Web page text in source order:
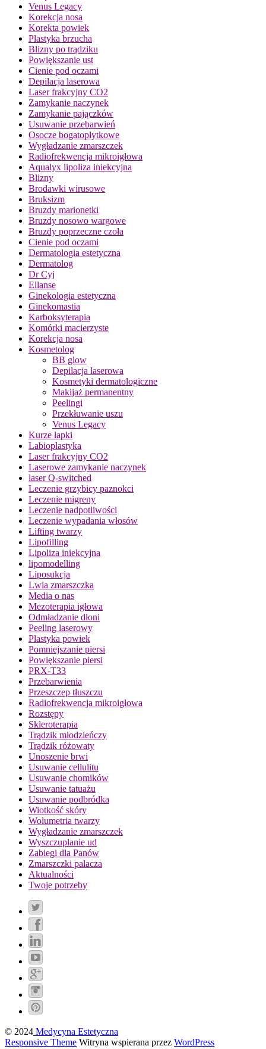
Venus Legacy
Korekcja nosa
Korekta powiek
Plastyka brzucha
Blizny po trądziku
Powiększanie ust
Cienie pod oczami
Depilacja laserowa
Laser frakcyjny CO2
Zamykanie naczynek
Zamykanie pajączków
Usuwanie przebarwień
Osocze bogatopłytkowe
Wygładzanie zmarszczek
Radiofrekwencja mikroigłowa
Aqualyx lipoliza iniekcyjna
Blizny
Brodawki wirusowe
Bruksizm
Bruzdy marionetki
Bruzdy nosowo wargowe
Bruzdy poprzeczne czoła
Cienie pod oczami
Dermatologia estetyczna
Dermatolog
Dr Cyj
Ellanse
Ginekologia estetyczna
Ginekomastia
Karboksyterapia
Komórki macierzyste
Korekcja nosa
Kosmetolog
BB glow
Depilacja laserowa
Kosmetyki dermatologiczne
Makijaż permanentny
Peelingi
Przekłuwanie uszu
Venus Legacy
Kurze łapki
Labioplastyka
Laser frakcyjny CO2
Laserowe zamykanie naczynek
laser Q-switched
Leczenie grzybicy paznokci
Leczenie migreny
Leczenie nadpotliwości
Leczenie wypadania włosów
Lifting twarzy
Lipofilling
Lipoliza iniekcyjna
lipomodelling
Liposukcja
Lwia zmarszczka
Media o nas
Mezoterapia igłowa
Odmładzanie dłoni
Peeling laserowy
Plastyka powiek
Pomniejszanie piersi
Powiększanie piersi
PRX-T33
Przebarwienia
Przeszczep tłuszczu
Radiofrekwencja mikroigłowa
Rozstępy
Skleroterapia
Trądzik młodzieńczy
Trądzik różowaty
Unoszenie brwi
Usuwanie cellulitu
Usuwanie chomików
Usuwanie tatuażu
Usuwanie podbródka
Wiotkość skóry
Wolumetria twarzy
Wygładzanie zmarszczek
Wyszczuplanie ud
Zabiegi dla Panów
Zmarszczki palacza
Aktualności
Twoje potrzeby
© 2024 Medycyna Estetyczna
Responsive Theme Witryna wspierana przez WordPress